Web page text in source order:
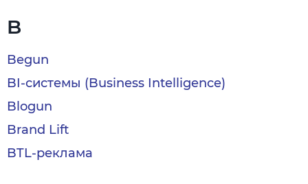
B
Begun
BI-системы (Business Intelligence)
Blogun
Brand Lift
BTL-реклама